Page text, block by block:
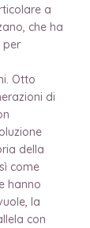
a
che ha
per
Otto
di
della
come
hanno
la
con